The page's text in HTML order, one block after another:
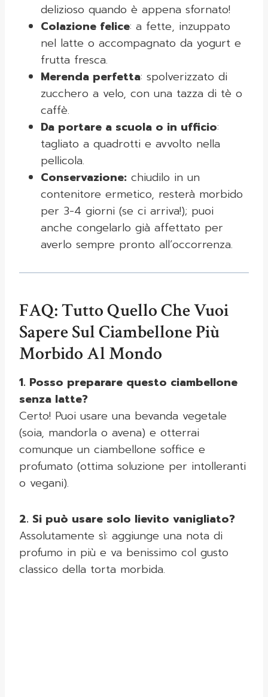
delizioso quando è appena sfornato!
Colazione felice: a fette, inzuppato
nel latte o accompagnato da yogurt e
frutta fresca.
Merenda perfetta: spolverizzato di
zucchero a velo, con una tazza di tè o
caffè.
Da portare a scuola o in ufficio:
tagliato a quadrotti e avvolto nella
pellicola.
Conservazione: chiudilo in un
contenitore ermetico, resterà morbido
per 3-4 giorni (se ci arriva!); puoi
anche congelarlo già affettato per
averlo sempre pronto all’occorrenza.
FAQ: Tutto Quello Che Vuoi
Sapere Sul Ciambellone Più
Morbido Al Mondo
1. Posso preparare questo ciambellone
senza latte?
Certo! Puoi usare una bevanda vegetale
(soia, mandorla o avena) e otterrai
comunque un ciambellone soffice e
profumato (ottima soluzione per intolleranti
o vegani).
2. Si può usare solo lievito vanigliato?
Assolutamente sì: aggiunge una nota di
profumo in più e va benissimo col gusto
classico della torta morbida.